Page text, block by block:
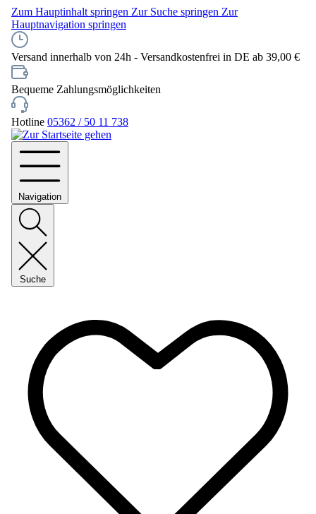
Zum Hauptinhalt springen Zur Suche springen Zur
Hauptnavigation springen
Versand innerhalb von 24h - Versandkostenfrei in DE ab 39,00 €
Bequeme Zahlungsmöglichkeiten
Hotline 05362 / 50 11 738
Navigation
Suche